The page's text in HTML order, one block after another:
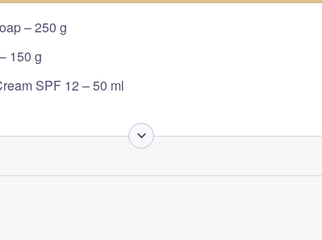
– 250 g
150 g
SPF 12 – 50 ml